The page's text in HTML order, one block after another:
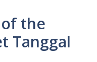
the
Tanggal